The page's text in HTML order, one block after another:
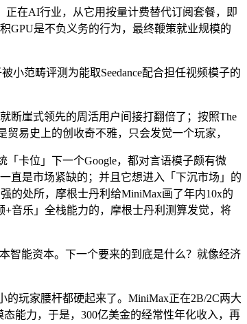
在AI行业，从它用按量计费替代订阅套餐，即
GPU是不负义务的行为，最终鞭策就业规模的
范畴评测为能取Seedance配合担任视频模子的
断崖式领先的周活用户间接打翻倍了；按照The
易史上的创收奇不雅，只会发觉一个玩家，
卡位」下一个Google，都对言语模子颇有微
是市场紧缺的；并且它想进入「下沉市场」的
的处所，摩根士丹利给MiniMax画了年内10x的
音乐」全栈能力的，摩根士丹利测算发觉，将
能资本。下一个要来的到底是什么？就像经济
玩家腰杆都硬起来了。MiniMax正在2B/2C两大
能力，于是，300亿美金的经常性年化收入，再